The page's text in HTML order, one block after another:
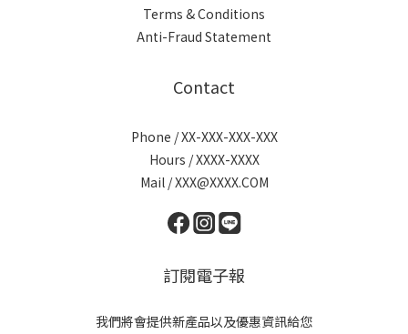
Terms & Conditions
Anti-Fraud Statement
Contact
Phone / XX-XXX-XXX-XXX
Hours / XXXX-XXXX
Mail / XXX@XXXX.COM
訂閱電子報
我們將會提供新產品以及優惠資訊給您